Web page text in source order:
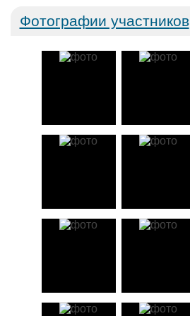
Фотографии участников